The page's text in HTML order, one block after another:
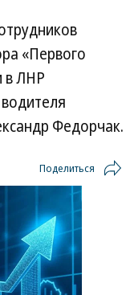
«Первого
в ЛНР
Федорчак.
Поделиться